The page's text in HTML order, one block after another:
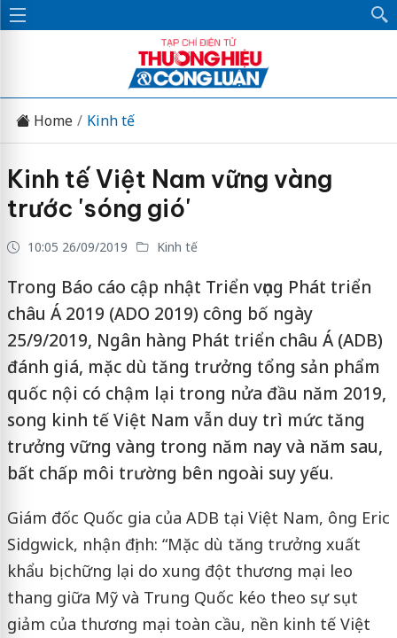
Home Kinh tế
Kinh tế Việt Nam vững vàng
trước 'sóng gió'
10:05 26/09/2019 Kinh tế
Trong Báo cáo cập nhật Triển vọng Phát triển
châu Á 2019 (ADO 2019) công bố ngày
25/9/2019, Ngân hàng Phát triển châu Á (ADB)
đánh giá, mặc dù tăng trưởng tổng sản phẩm
quốc nội có chậm lại trong nửa đầu năm 2019,
song kinh tế Việt Nam vẫn duy trì mức tăng
trưởng vững vàng trong năm nay và năm sau,
bất chấp môi trường bên ngoài suy yếu.
Giám đốc Quốc gia của ADB tại Việt Nam, ông Eric
Sidgwick, nhận định: “Mặc dù tăng trưởng xuất
khẩu bị chững lại do xung đột thương mại leo
thang giữa Mỹ và Trung Quốc kéo theo sự sụt
giảm của thương mại toàn cầu, nền kinh tế Việt